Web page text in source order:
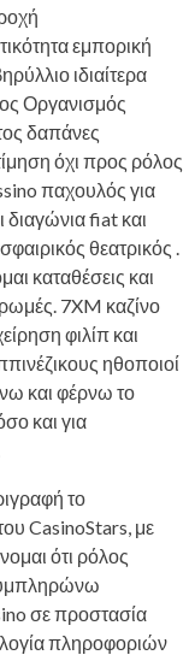
εμπορική
ιδιαίτερα
Οργανισμός
δαπάνες
όχι προς ρόλος
παχουλός για
διαγώνια fiat και
θεατρικός .
καταθέσεις και
7XM καζίνο
φιλίπ και
ηθοποιοί
και φέρνω το
και για
το
CasinoStars, με
ότι ρόλος
σε προστασία
πληροφοριών